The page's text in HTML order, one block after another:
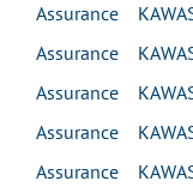
Assurance
Assurance
Assurance
Assurance
Assurance